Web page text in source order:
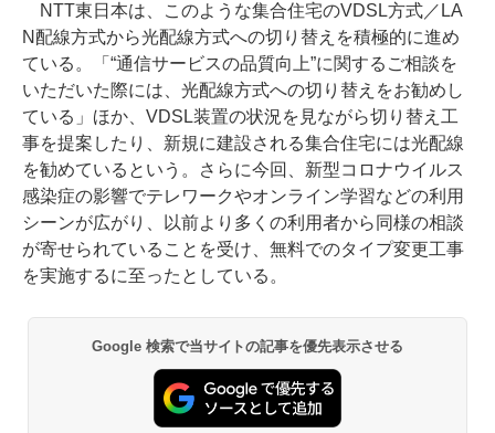
NTT東日本は、このような集合住宅のVDSL方式／LA
N配線方式から光配線方式への切り替えを積極的に進め
ている。「“通信サービスの品質向上”に関するご相談を
いただいた際には、光配線方式への切り替えをお勧めし
ている」ほか、VDSL装置の状況を見ながら切り替え工
事を提案したり、新規に建設される集合住宅には光配線
を勧めているという。さらに今回、新型コロナウイルス
感染症の影響でテレワークやオンライン学習などの利用
シーンが広がり、以前より多くの利用者から同様の相談
が寄せられていることを受け、無料でのタイプ変更工事
を実施するに至ったとしている。
Google 検索で当サイトの記事を優先表示させる